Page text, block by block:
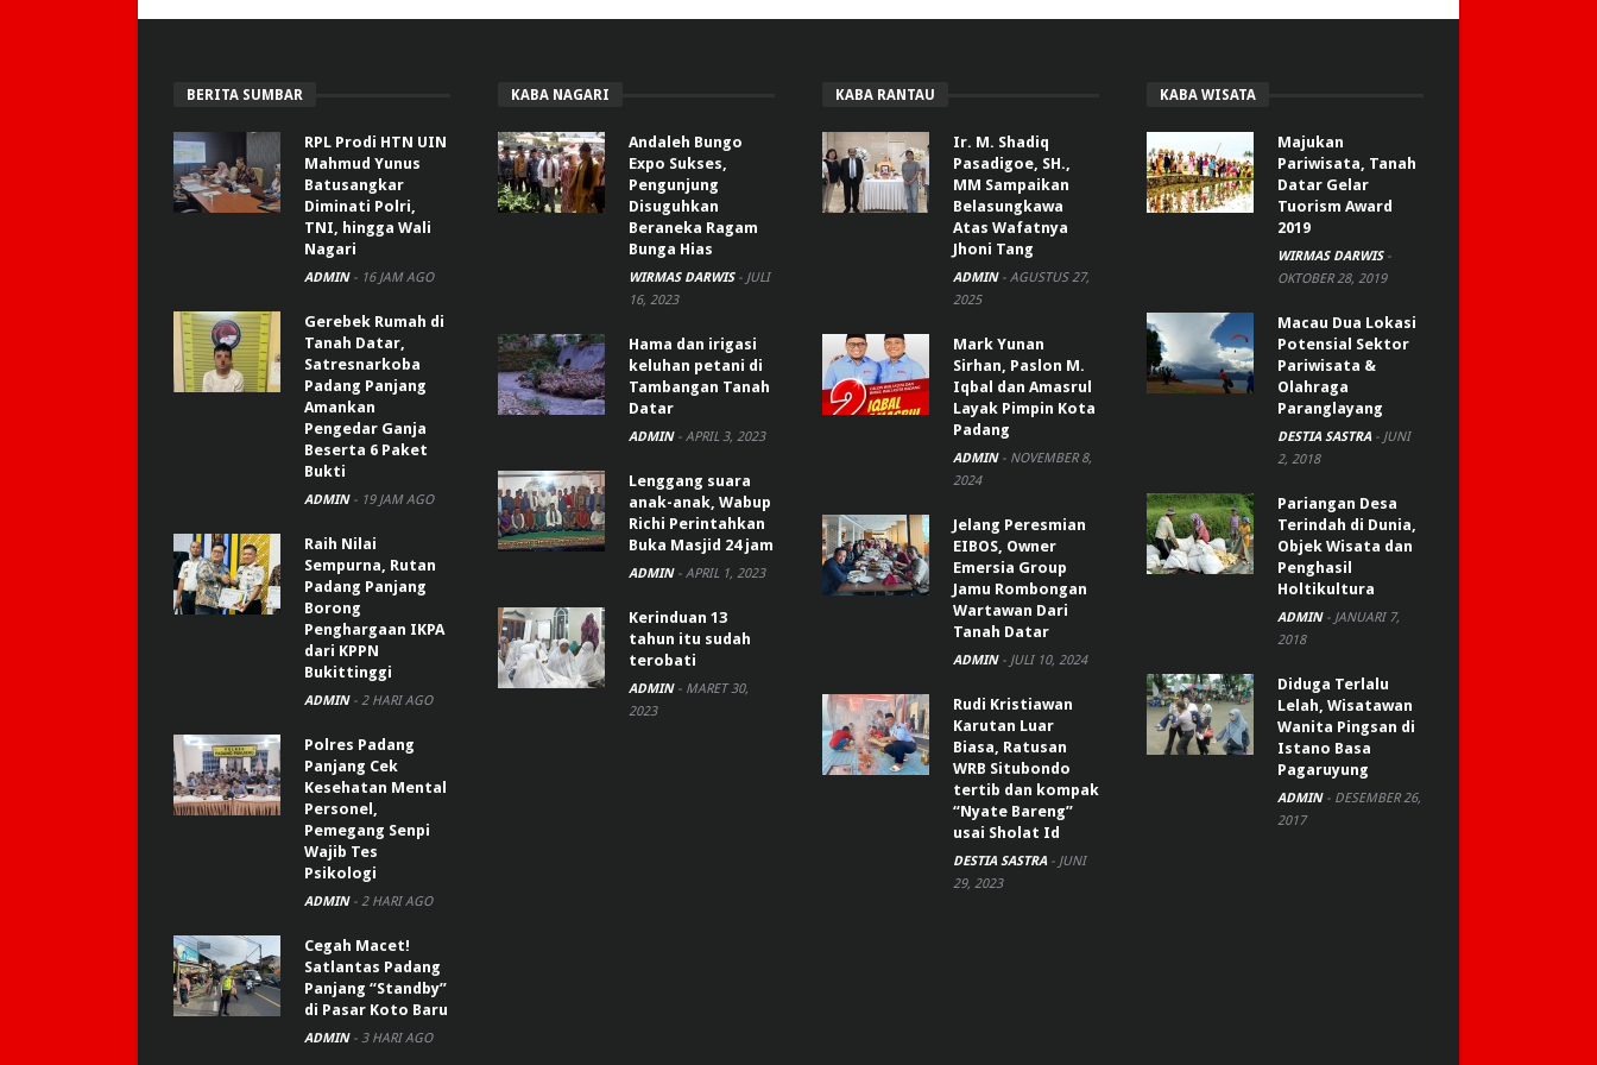
BERITA SUMBAR
RPL Prodi HTN UIN
Mahmud Yunus
Batusangkar
Diminati Polri,
TNI, hingga Wali
Nagari
ADMIN - 16 JAM AGO
Gerebek Rumah di
Tanah Datar,
Satresnarkoba
Padang Panjang
Amankan
Pengedar Ganja
Beserta 6 Paket
Bukti
ADMIN - 19 JAM AGO
Raih Nilai
Sempurna, Rutan
Padang Panjang
Borong
Penghargaan IKPA
dari KPPN
Bukittinggi
ADMIN - 2 HARI AGO
Polres Padang
Panjang Cek
Kesehatan Mental
Personel,
Pemegang Senpi
Wajib Tes
Psikologi
ADMIN - 2 HARI AGO
Cegah Macet!
Satlantas Padang
Panjang “Standby”
di Pasar Koto Baru
ADMIN - 3 HARI AGO
KABA NAGARI
Andaleh Bungo
Expo Sukses,
Pengunjung
Disuguhkan
Beraneka Ragam
Bunga Hias
WIRMAS DARWIS - JULI
16, 2023
Hama dan irigasi
keluhan petani di
Tambangan Tanah
Datar
ADMIN - APRIL 3, 2023
Lenggang suara
anak-anak, Wabup
Richi Perintahkan
Buka Masjid 24 jam
ADMIN - APRIL 1, 2023
Kerinduan 13
tahun itu sudah
terobati
ADMIN - MARET 30,
2023
KABA RANTAU
Ir. M. Shadiq
Pasadigoe, SH.,
MM Sampaikan
Belasungkawa
Atas Wafatnya
Jhoni Tang
ADMIN - AGUSTUS 27,
2025
Mark Yunan
Sirhan, Paslon M.
Iqbal dan Amasrul
Layak Pimpin Kota
Padang
ADMIN - NOVEMBER 8,
2024
Jelang Peresmian
EIBOS, Owner
Emersia Group
Jamu Rombongan
Wartawan Dari
Tanah Datar
ADMIN - JULI 10, 2024
Rudi Kristiawan
Karutan Luar
Biasa, Ratusan
WRB Situbondo
tertib dan kompak
“Nyate Bareng”
usai Sholat Id
DESTIA SASTRA - JUNI
29, 2023
KABA WISATA
Majukan
Pariwisata, Tanah
Datar Gelar
Tuorism Award
2019
WIRMAS DARWIS -
OKTOBER 28, 2019
Macau Dua Lokasi
Potensial Sektor
Pariwisata &
Olahraga
Paranglayang
DESTIA SASTRA - JUNI
2, 2018
Pariangan Desa
Terindah di Dunia,
Objek Wisata dan
Penghasil
Holtikultura
ADMIN - JANUARI 7,
2018
Diduga Terlalu
Lelah, Wisatawan
Wanita Pingsan di
Istano Basa
Pagaruyung
ADMIN - DESEMBER 26,
2017